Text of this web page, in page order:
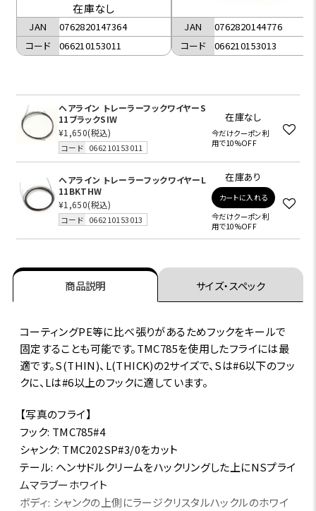
在庫なし
JAN
0762820147364
コード
066210153011
JAN
0762820144776
コード
066210153013
ヘアライン トレーラーフックワイヤーS
11ブラックSIW
¥1,650(税込)
コード 066210153011
在庫なし
今だけクーポン利
用で10%OFF
ヘアライン トレーラーフックワイヤーL
11BKTHW
¥1,650(税込)
コード 066210153013
在庫あり
カートに入れる
今だけクーポン利
用で10%OFF
商品説明 サイズ・スペック
コーティングPE等に比べ張りがあるためフックをキールで
固定することも可能です。TMC785を使用したフライには最
適です。S(THIN)、L(THICK)の2サイズで、Sは#6以下のフッ
クに、Lは#6以上のフックに適しています。
【写真のフライ】
フック: TMC785#4
シャンク: TMC202SP#3/0をカット
テール: ヘンサドルクリームをハックリングした上にNSプライ
ムマラブーホワイト
ボディ: シャンクの上側にラージクリスタルハックルのホワイ